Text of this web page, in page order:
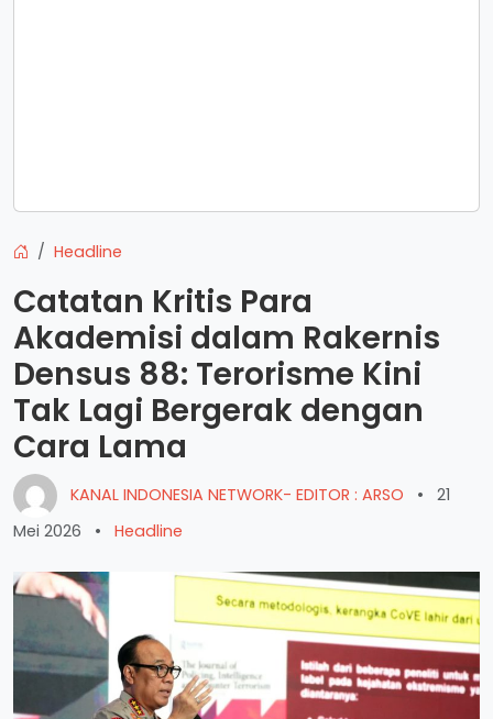
Headline
Catatan Kritis Para
Akademisi dalam Rakernis
Densus 88: Terorisme Kini
Tak Lagi Bergerak dengan
Cara Lama
KANAL INDONESIA NETWORK- EDITOR : ARSO •
21
Mei 2026
• Headline